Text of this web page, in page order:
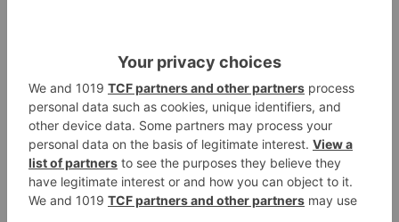
LO + VISTO
1
Detienen a un joven de 27 años
por el robo de cableado y por
atentado contra los agentes
2
Calor y posibles tormentas en